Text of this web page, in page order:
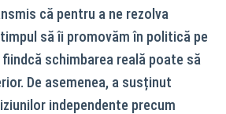
că pentru a ne rezolva
să îi promovăm în politică pe
schimbarea reală poate să
De asemenea, a susținut
independente precum